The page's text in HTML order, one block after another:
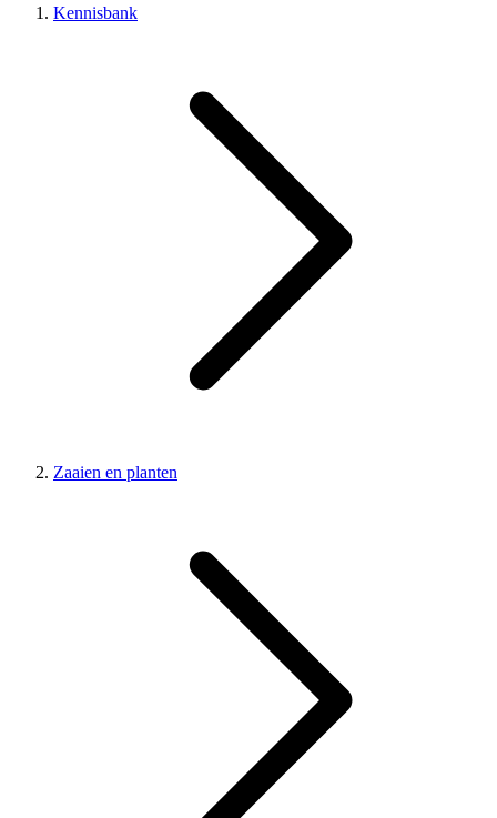
Kennisbank
Zaaien en planten